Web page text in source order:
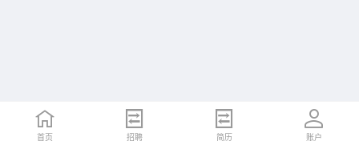
首页 招聘 简历 账户